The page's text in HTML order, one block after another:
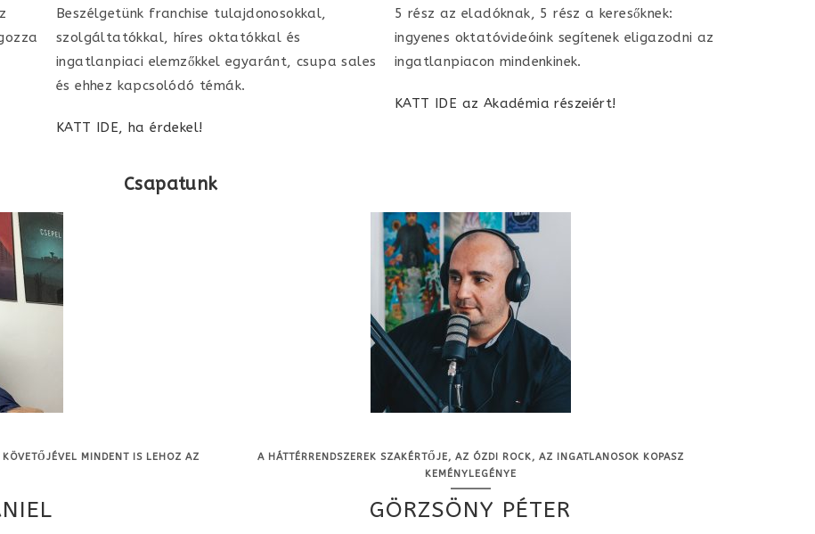
Beszélgetünk franchise tulajdonosokkal,
szolgáltatókkal, híres oktatókkal és
ingatlanpiaci elemzőkkel egyaránt, csupa sales
és ehhez kapcsolódó témák.
KATT IDE, ha érdekel!
5 rész az eladóknak, 5 rész a keresőknek:
ingyenes oktatóvideóink segítenek eligazodni az
ingatlanpiacon mindenkinek.
KATT IDE az Akadémia részeiért!
Csapatunk
MINDENT IS LEHOZ AZ
A HÁTTÉRRENDSZEREK SZAKÉRTŐJE, AZ ÓZDI ROCK, AZ INGATLANOSOK KOPASZ
KEMÉNYLEGÉNYE
GÖRZSÖNY PÉTER